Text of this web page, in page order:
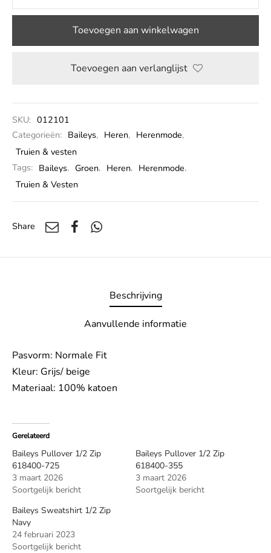
Toevoegen aan winkelwagen
Toevoegen aan verlanglijst
SKU: 012101
Categorieën: Baileys, Heren, Herenmode,
Truien & vesten
Tags: Baileys, Groen, Heren, Herenmode,
Truien & Vesten
Share
Beschrijving
Aanvullende informatie
Pasvorm: Normale Fit
Kleur: Grijs/ beige
Materiaal: 100% katoen
Gerelateerd
Baileys Pullover 1/2 Zip
618400-725
3 maart 2026
Soortgelijk bericht
Baileys Pullover 1/2 Zip
618400-355
3 maart 2026
Soortgelijk bericht
Baileys Sweatshirt 1/2 Zip
Navy
24 februari 2023
Soortgelijk bericht